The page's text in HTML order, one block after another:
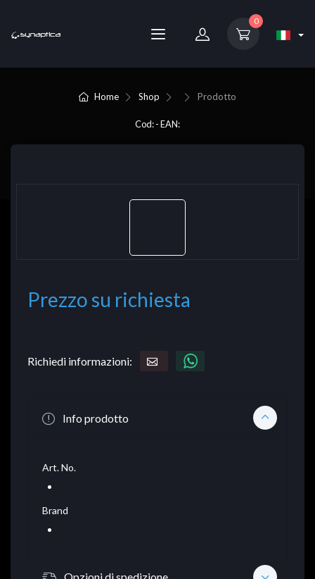
0
Home Shop Prodotto
Cod: - EAN:
Prezzo su richiesta
Richiedi informazioni:
Info prodotto
Art. No.
Brand